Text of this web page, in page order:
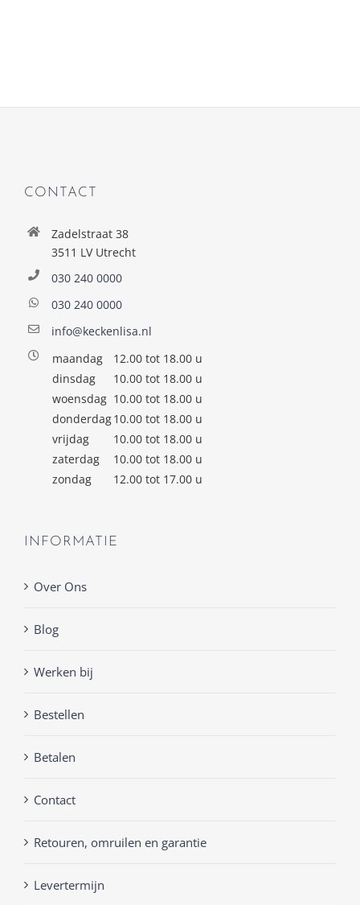
CONTACT
Zadelstraat 38
3511 LV Utrecht
030 240 0000
030 240 0000
info@keckenlisa.nl
maandag
12.00 tot 18.00 u
dinsdag
10.00 tot 18.00 u
woensdag 10.00 tot 18.00 u
donderdag10.00 tot 18.00 u
vrijdag
10.00 tot 18.00 u
zaterdag
10.00 tot 18.00 u
zondag
12.00 tot 17.00 u
INFORMATIE
Over Ons
Blog
Werken bij
Bestellen
Betalen
Contact
Retouren, omruilen en garantie
Levertermijn